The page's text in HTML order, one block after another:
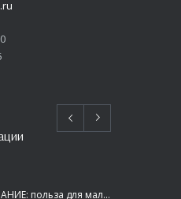
ГРУДНОЕ ВСКАРМЛИВАНИЕ: польза для малыша и мамы